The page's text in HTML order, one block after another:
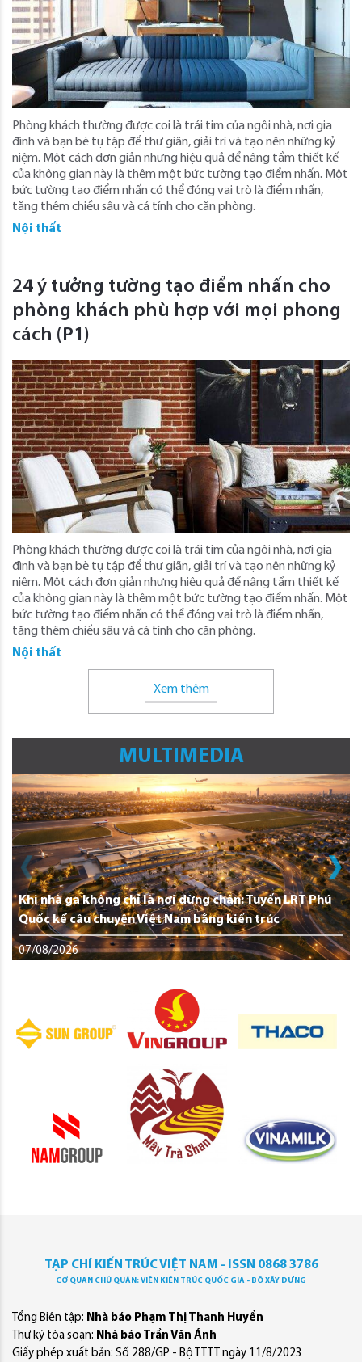
Phòng khách thường được coi là trái tim của ngôi nhà, nơi gia
đình và bạn bè tụ tập để thư giãn, giải trí và tạo nên những kỷ
niệm. Một cách đơn giản nhưng hiệu quả để nâng tầm thiết kế
của không gian này là thêm một bức tường tạo điểm nhấn. Một
bức tường tạo điểm nhấn có thể đóng vai trò là điểm nhấn,
tăng thêm chiều sâu và cá tính cho căn phòng.
Nội thất
24 ý tưởng tường tạo điểm nhấn cho
phòng khách phù hợp với mọi phong
cách (P1)
Phòng khách thường được coi là trái tim của ngôi nhà, nơi gia
đình và bạn bè tụ tập để thư giãn, giải trí và tạo nên những kỷ
niệm. Một cách đơn giản nhưng hiệu quả để nâng tầm thiết kế
của không gian này là thêm một bức tường tạo điểm nhấn. Một
bức tường tạo điểm nhấn có thể đóng vai trò là điểm nhấn,
tăng thêm chiều sâu và cá tính cho căn phòng.
Nội thất
Xem thêm
MULTIMEDIA
Khi nhà ga không chỉ là nơi dừng chân: Tuyến LRT Phú
Quốc kể câu chuyện Việt Nam bằng kiến trúc
07/08/2026
TẠP CHÍ KIẾN TRÚC VIỆT NAM - ISSN 0868 3786
CƠ QUAN CHỦ QUẢN: VIỆN KIẾN TRÚC QUỐC GIA - BỘ XÂY DỰNG
Tổng Biên tập: Nhà báo Phạm Thị Thanh Huyền
Thư ký tòa soạn: Nhà báo Trần Văn Ánh
Giấy phép xuất bản: Số 288/GP - Bộ TTTT ngày 11/8/2023